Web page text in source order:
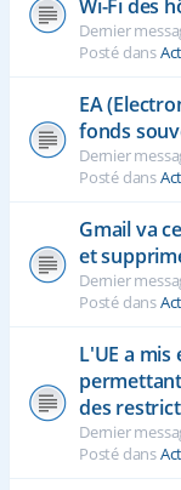
Wi-Fi des
Dernier
Posté dans
EA
fonds
Dernier
Posté dans
Gmail va
et
Dernier
Posté dans
L'UE a
des
Dernier
Posté dans